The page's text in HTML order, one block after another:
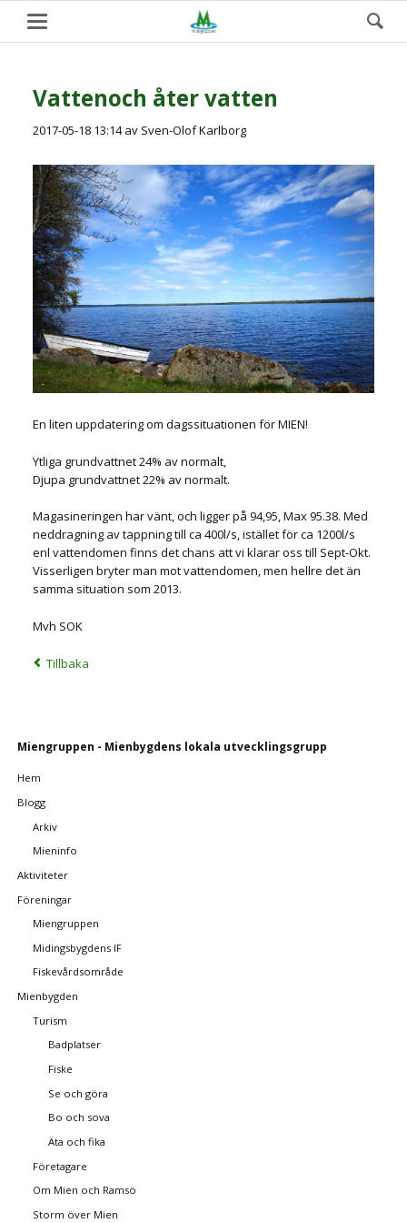
Vattenoch åter vatten
2017-05-18 13:14av Sven-Olof Karlborg
En liten uppdatering om dagssituationen för MIEN!
Ytliga grundvattnet 24% av normalt,
Djupa grundvattnet 22% av normalt.
Magasineringen har vänt, och ligger på 94,95, Max 95.38. Med
neddragning av tappning till ca 400l/s, istället för ca 1200l/s
enl vattendomen finns det chans att vi klarar oss till Sept-Okt.
Visserligen bryter man mot vattendomen, men hellre det än
samma situation som 2013.
Mvh SOK
Tillbaka
Ta
navigering
Miengruppen - Mienbygdens lokala utvecklingsgrupp
Hem
Blogg
Arkiv
Mieninfo
Aktiviteter
Föreningar
Miengruppen
Midingsbygdens IF
Fiskevårdsområde
Mienbygden
Turism
Badplatser
Fiske
Se och göra
Bo och sova
Äta och fika
Företagare
Om Mien och Ramsö
Storm över Mien